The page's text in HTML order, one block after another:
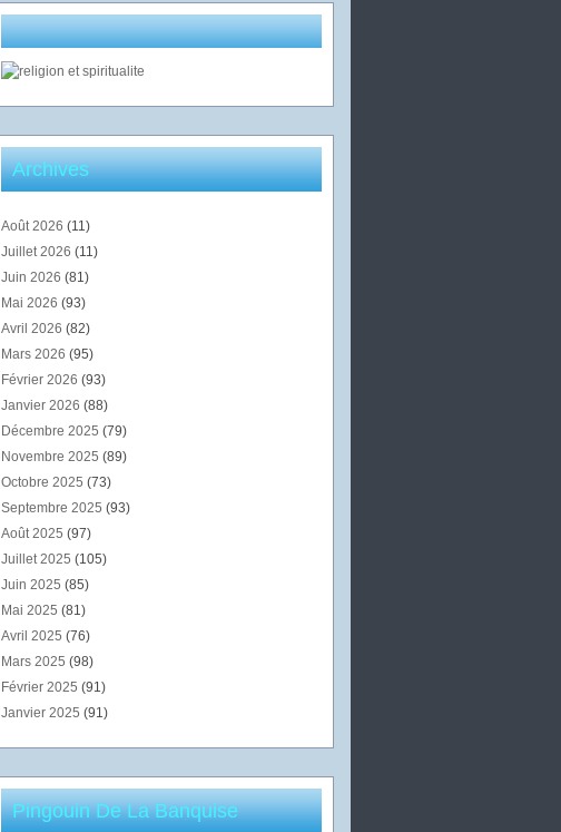
Archives
Août 2026 (11)
Juillet 2026 (11)
Juin 2026 (81)
Mai 2026 (93)
Avril 2026 (82)
Mars 2026 (95)
Février 2026 (93)
Janvier 2026 (88)
Décembre 2025 (79)
Novembre 2025 (89)
Octobre 2025 (73)
Septembre 2025 (93)
Août 2025 (97)
Juillet 2025 (105)
Juin 2025 (85)
Mai 2025 (81)
Avril 2025 (76)
Mars 2025 (98)
Février 2025 (91)
Janvier 2025 (91)
Pingouin De La Banquise